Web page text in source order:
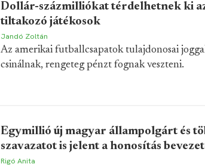
Dollár-százmilliókat térdelhetnek ki
tiltakozó játékosok
Jandó Zoltán
Az amerikai futballcsapatok tulajdonosai
csinálnak, rengeteg pénzt fognak veszteni.
Egymillió új magyar állampolgárt és
szavazatot is jelent a honosítás
Rigó Anita